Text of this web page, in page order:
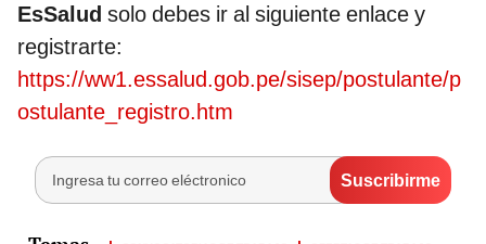
EsSalud solo debes ir al siguiente enlace y
registrarte:
https://ww1.essalud.gob.pe/sisep/postulante/p
ostulante_registro.htm